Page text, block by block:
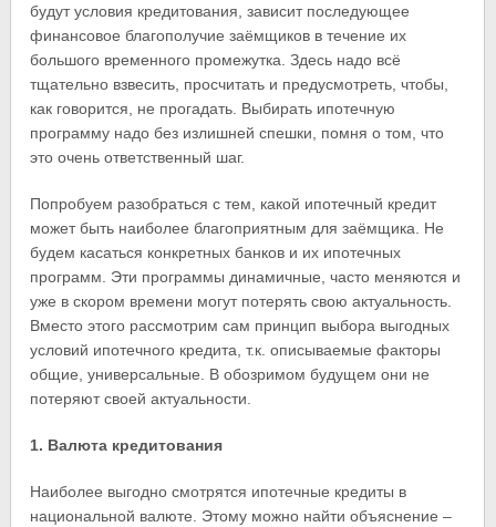
будут условия кредитования, зависит последующее
финансовое благополучие заёмщиков в течение их
большого временного промежутка. Здесь надо всё
тщательно взвесить, просчитать и предусмотреть, чтобы,
как говорится, не прогадать. Выбирать ипотечную
программу надо без излишней спешки, помня о том, что
это очень ответственный шаг.
Попробуем разобраться с тем, какой ипотечный кредит
может быть наиболее благоприятным для заёмщика. Не
будем касаться конкретных банков и их ипотечных
программ. Эти программы динамичные, часто меняются и
уже в скором времени могут потерять свою актуальность.
Вместо этого рассмотрим сам принцип выбора выгодных
условий ипотечного кредита, т.к. описываемые факторы
общие, универсальные. В обозримом будущем они не
потеряют своей актуальности.
1. Валюта кредитования
Наиболее выгодно смотрятся ипотечные кредиты в
национальной валюте. Этому можно найти объяснение –